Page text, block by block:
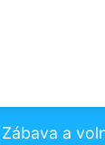
Zábava a